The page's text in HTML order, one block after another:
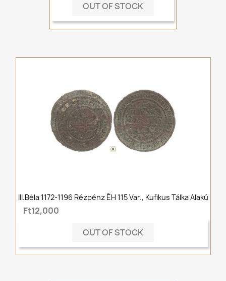
OUT OF STOCK
III.Béla 1172-1196 Rézpénz ÉH 115 Var., Kufikus Tálka Alakú
Ft12,000
OUT OF STOCK